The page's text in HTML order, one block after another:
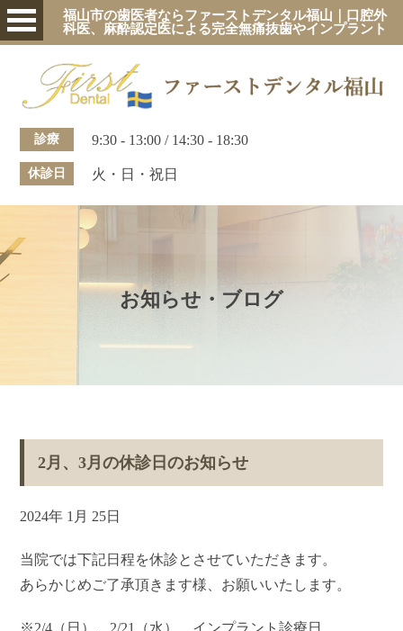
福山市の歯医者ならファーストデンタル福山｜口腔外
科医、麻酔認定医による完全無痛抜歯やインプラント
診療 9:30 - 13:00 / 14:30 - 18:30
休診日 火・日・祝日
お知らせ・ブログ
2月、3月の休診日のお知らせ
2024年 1月 25日
当院では下記日程を休診とさせていただきます。
あらかじめご了承頂きます様、お願いいたします。
※2/4（日）、2/21（水） インプラント診療日